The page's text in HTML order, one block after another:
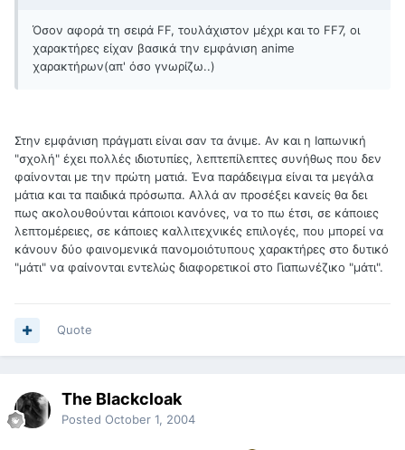
Όσον αφορά τη σειρά FF, τουλάχιστον μέχρι και το FF7, οι
χαρακτήρες είχαν βασικά την εμφάνιση anime
χαρακτήρων(απ' όσο γνωρίζω..)
Στην εμφάνιση πράγματι είναι σαν τα άνιμε. Αν και η Ιαπωνική
"σχολή" έχει πολλές ιδιοτυπίες, λεπτεπίλεπτες συνήθως που δεν
φαίνονται με την πρώτη ματιά. Ένα παράδειγμα είναι τα μεγάλα
μάτια και τα παιδικά πρόσωπα. Αλλά αν προσέξει κανείς θα δει
πως ακολουθούνται κάποιοι κανόνες, να το πω έτσι, σε κάποιες
λεπτομέρειες, σε κάποιες καλλιτεχνικές επιλογές, που μπορεί να
κάνουν δύο φαινομενικά πανομοιότυπους χαρακτήρες στο δυτικό
"μάτι" να φαίνονται εντελώς διαφορετικοί στο Γιαπωνέζικο "μάτι".
Quote
The Blackcloak
Posted October 1, 2004